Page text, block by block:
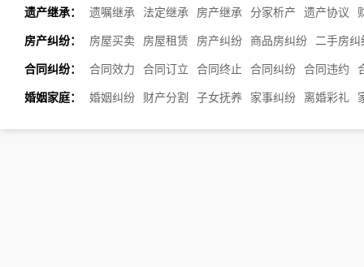
遗产继承： 遗嘱继承 法定继承 房产继承 分家析产 遗产协议
房产纠纷： 房屋买卖 房屋租赁 房产纠纷 商品房纠纷 二手房纠
合同纠纷： 合同效力 合同订立 合同终止 合同纠纷 合同违约
婚姻家庭： 婚姻纠纷 财产分割 子女抚养 家事纠纷 离婚彩礼